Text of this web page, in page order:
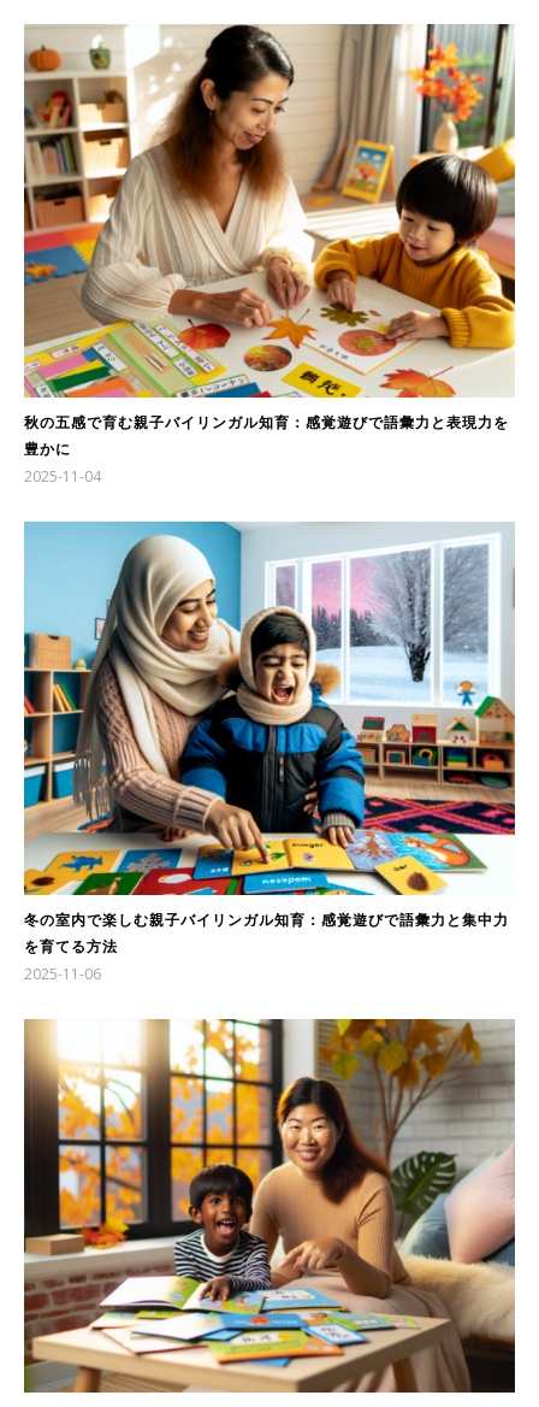
秋の五感で育む親子バイリンガル知育：感覚遊びで語彙力と表現力を
豊かに
2025-11-04
冬の室内で楽しむ親子バイリンガル知育：感覚遊びで語彙力と集中力
を育てる方法
2025-11-06